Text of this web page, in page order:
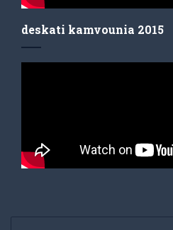
deskati kamvounia 2015